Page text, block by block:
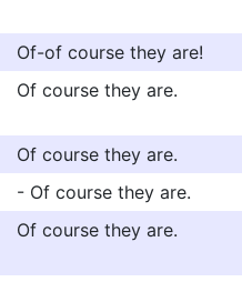
Of-of course they are!
Of course they are.
Of course they are.
- Of course they are.
Of course they are.